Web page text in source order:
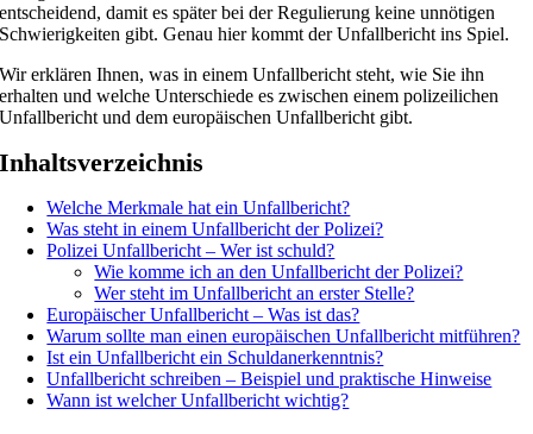
entscheidend, damit es später bei der Regulierung keine unnötigen
Schwierigkeiten gibt. Genau hier kommt der Unfallbericht ins Spiel.
Wir erklären Ihnen, was in einem Unfallbericht steht, wie Sie ihn
erhalten und welche Unterschiede es zwischen einem polizeilichen
Unfallbericht und dem europäischen Unfallbericht gibt.
Inhaltsverzeichnis
Welche Merkmale hat ein Unfallbericht?
Was steht in einem Unfallbericht der Polizei?
Polizei Unfallbericht – Wer ist schuld?
Wie komme ich an den Unfallbericht der Polizei?
Wer steht im Unfallbericht an erster Stelle?
Europäischer Unfallbericht – Was ist das?
Warum sollte man einen europäischen Unfallbericht mitführen?
Ist ein Unfallbericht ein Schuldanerkenntnis?
Unfallbericht schreiben – Beispiel und praktische Hinweise
Wann ist welcher Unfallbericht wichtig?